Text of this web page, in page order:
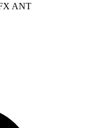
ANT